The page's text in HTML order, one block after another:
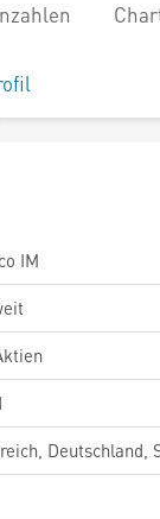
IM
Deutschland,